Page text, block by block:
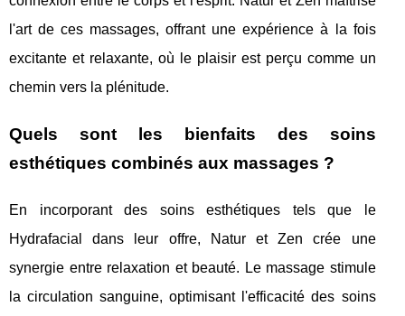
l'art de ces massages, offrant une expérience à la fois
excitante et relaxante, où le plaisir est perçu comme un
chemin vers la plénitude.
Quels sont les bienfaits des soins
esthétiques combinés aux massages ?
En incorporant des soins esthétiques tels que le
Hydrafacial dans leur offre, Natur et Zen crée une
synergie entre relaxation et beauté. Le massage stimule
la circulation sanguine, optimisant l'efficacité des soins